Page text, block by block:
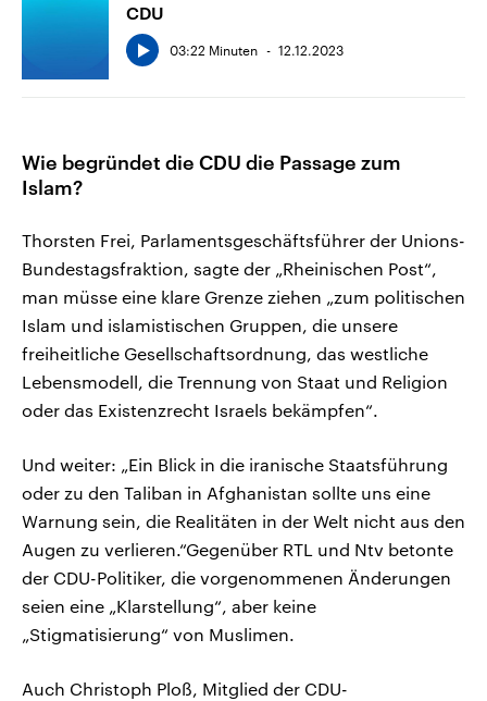
CDU
03:22 Minuten 12.12.2023
Wie begründet die CDU die Passage zum
Islam?
Thorsten Frei, Parlamentsgeschäftsführer der Unions-
Bundestagsfraktion, sagte der „Rheinischen Post“,
man müsse eine klare Grenze ziehen „zum politischen
Islam und islamistischen Gruppen, die unsere
freiheitliche Gesellschaftsordnung, das westliche
Lebensmodell, die Trennung von Staat und Religion
oder das Existenzrecht Israels bekämpfen“.
Und weiter: „Ein Blick in die iranische Staatsführung
oder zu den Taliban in Afghanistan sollte uns eine
Warnung sein, die Realitäten in der Welt nicht aus den
Augen zu verlieren.“Gegenüber RTL und Ntv betonte
der CDU-Politiker, die vorgenommenen Änderungen
seien eine „Klarstellung“, aber keine
„Stigmatisierung“ von Muslimen.
Auch Christoph Ploß, Mitglied der CDU-